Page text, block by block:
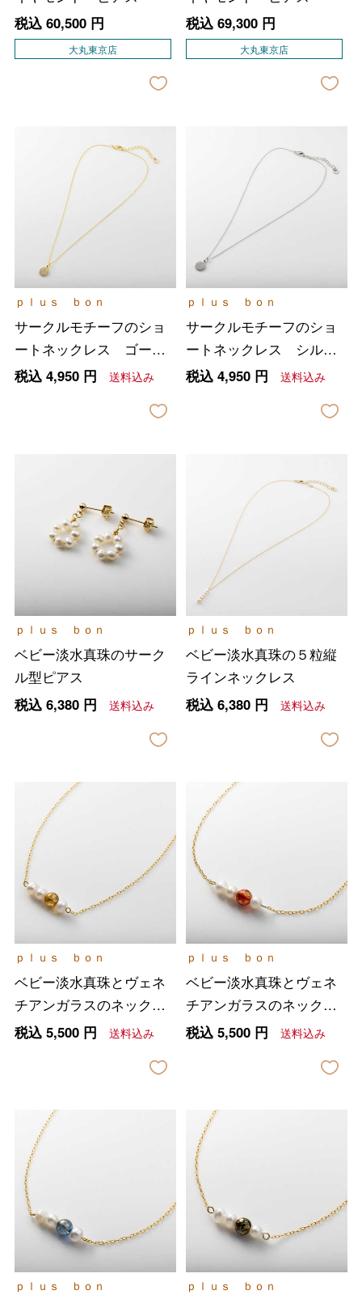
税込 60,500円
大丸東京店
税込 69,300円
大丸東京店
ｐｌｕｓ ｂｏｎ
サークルモチーフのショ
ートネックレス ゴール
ド
税込 4,950円 送料込み
ｐｌｕｓ ｂｏｎ
サークルモチーフのショ
ートネックレス シルバ
ー
税込 4,950円 送料込み
ｐｌｕｓ ｂｏｎ
ベビー淡水真珠のサーク
ル型ピアス
税込 6,380円 送料込み
ｐｌｕｓ ｂｏｎ
ベビー淡水真珠の５粒縦
ラインネックレス
税込 6,380円 送料込み
ｐｌｕｓ ｂｏｎ
ベビー淡水真珠とヴェネ
チアンガラスのネックレ
ス イエロー
税込 5,500円 送料込み
ｐｌｕｓ ｂｏｎ
ベビー淡水真珠とヴェネ
チアンガラスのネックレ
ス レッド
税込 5,500円 送料込み
ｐｌｕｓ ｂｏｎ ｐｌｕｓ ｂｏｎ